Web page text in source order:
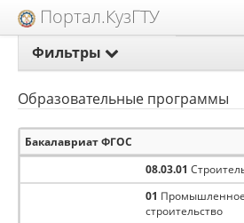
Портал.КузГТУ
Фильтры
Институт
Кафедра
Образовательные программы
Бакалавриат ФГОС
08.03.01
01 Промышленное
строительство